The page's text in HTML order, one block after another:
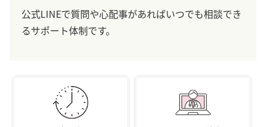
公式LINEで質問や心配事があればいつでも相談でき
るサポート体制です。